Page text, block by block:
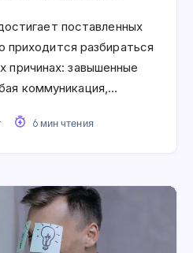
поставленных
приходится разбираться
причинах: завышенные
коммуникация,…
6 мин чтения